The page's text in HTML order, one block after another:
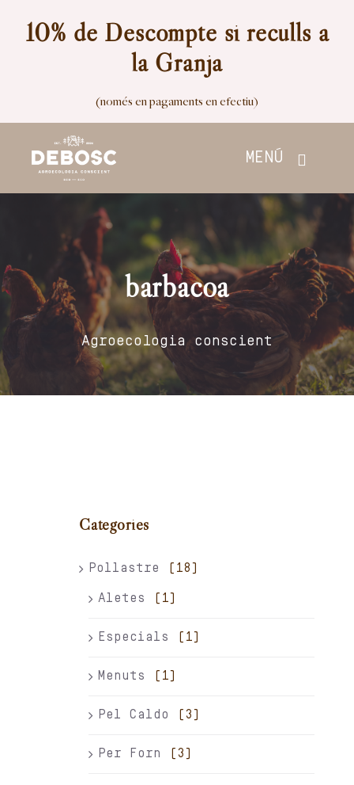
10% de Descompte si reculls a
la Granja
(només en pagaments en efectiu)
MENÚ
Nosaltres
Carret
barbacoa
Agroecologia conscient
Categories
Pollastre (18)
Aletes (1)
Especials (1)
Menuts (1)
Pel Caldo (3)
Per Forn (3)